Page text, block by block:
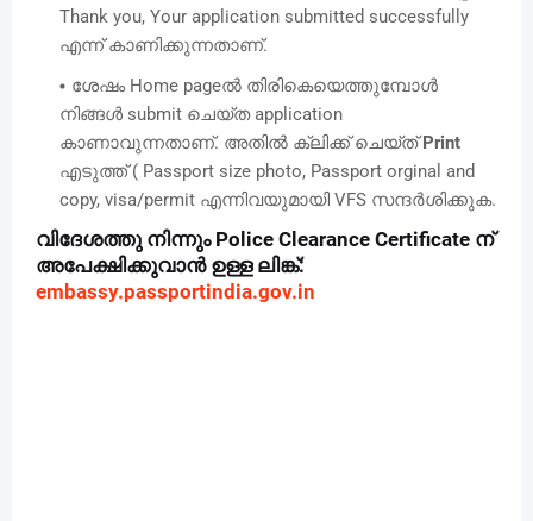
Thank you, Your application submitted successfully
എന്ന് കാണിക്കുന്നതാണ്.
ശേഷം Home pageൽ തിരികെയെത്തുമ്പോൾ
നിങ്ങൾ submit ചെയ്ത application
കാണാവുന്നതാണ്. അതിൽ ക്ലിക്ക് ചെയ്ത്Print
എടുത്ത് ( Passport size photo, Passport orginal and
copy, visa/permit എന്നിവയുമായി VFS സന്ദർശിക്കുക.
വിദേശത്തു നിന്നും Police Clearance Certificate ന്
അപേക്ഷിക്കുവാൻ ഉള്ള ലിങ്ക്:
embassy.passportindia.gov.in